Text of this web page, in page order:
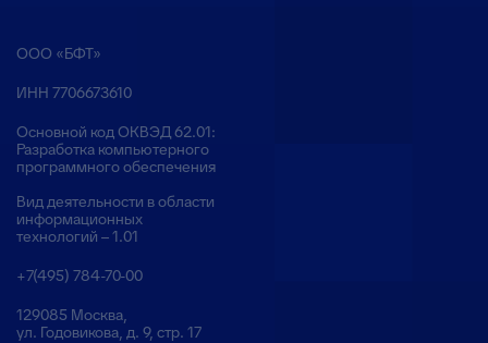
ООО «БФТ»
ИНН 7706673610
Основной код ОКВЭД 62.01:
Разработка компьютерного
программного обеспечения
Вид деятельности в области
информационных
технологий – 1.01
+7(495) 784-70-00
129085 Москва,
ул. Годовикова, д. 9, стр. 17